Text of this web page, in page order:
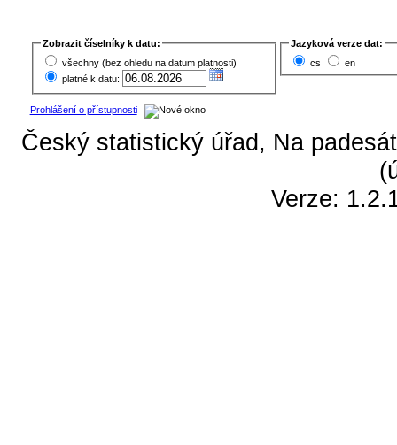
Zobrazit číselníky k datu:
všechny (bez ohledu na datum platnosti)
platné k datu:
Jazyková verze dat:
cs
en
Prohlášení o přístupnosti
Český statistický úřad, Na
Verze: